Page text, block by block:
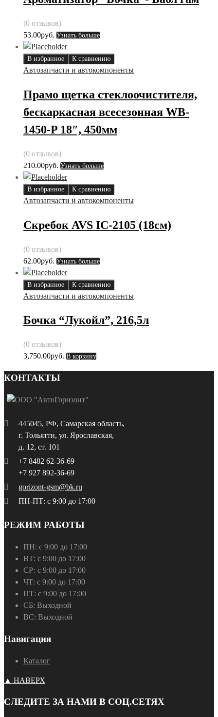
(0 отзывов)
53.00руб. Узнать больше
В избранное К сравнению
Автозапчасти и автокомпоненты
Прамо щетка стеклоочистителя,
бескаркасная всесезонная WB-
1450-P 18″, 450мм
(0 отзывов)
210.00руб. Узнать больше
В избранное К сравнению
Автозапчасти и автокомпоненты
Скребок AVS IC-2105 (18cм)
(0 отзывов)
62.00руб. Узнать больше
В избранное К сравнению
Автозапчасти и автокомпоненты
Бочка “Лукойл”, 216,5л
(0 отзывов)
3,750.00руб. В корзину
КОНТАКТЫ
445045, РФ, Самарская область,
г. Тольятти, ул. Ярославская,
д. 12, ст. 101
+7 8482 62-36-69
+7 927 892-36-69
gorizont-gsm@bk.ru
ПН-ПТ: с 9:00 до 17:00
РЕЖИМ РАБОТЫ
ПН: с 9:00 до 17:00
ВТ: с 9:00 до 17:00
СР: с 9:00 до 17:00
ЧТ: с 9:00 до 17:00
ПТ: с 9:00 до 17:00
СБ: Выходной
ВС: Выходной
Навигация
Каталог
▲ НАВЕРХ
СЛЕДИТЕ ЗА НАМИ В СОЦ.СЕТЯХ